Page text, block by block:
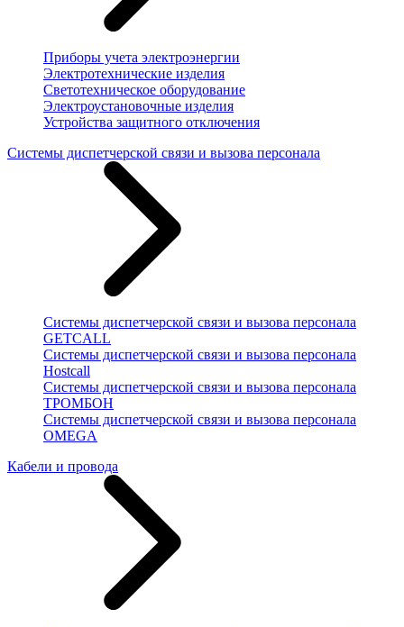
Приборы учета электроэнергии
Электротехнические изделия
Светотехническое оборудование
Электроустановочные изделия
Устройства защитного отключения
Системы диспетчерской связи и вызова персонала
Системы диспетчерской связи и вызова персонала
GETCALL
Системы диспетчерской связи и вызова персонала
Hostcall
Системы диспетчерской связи и вызова персонала
ТРОМБОН
Системы диспетчерской связи и вызова персонала
OMEGA
Кабели и провода